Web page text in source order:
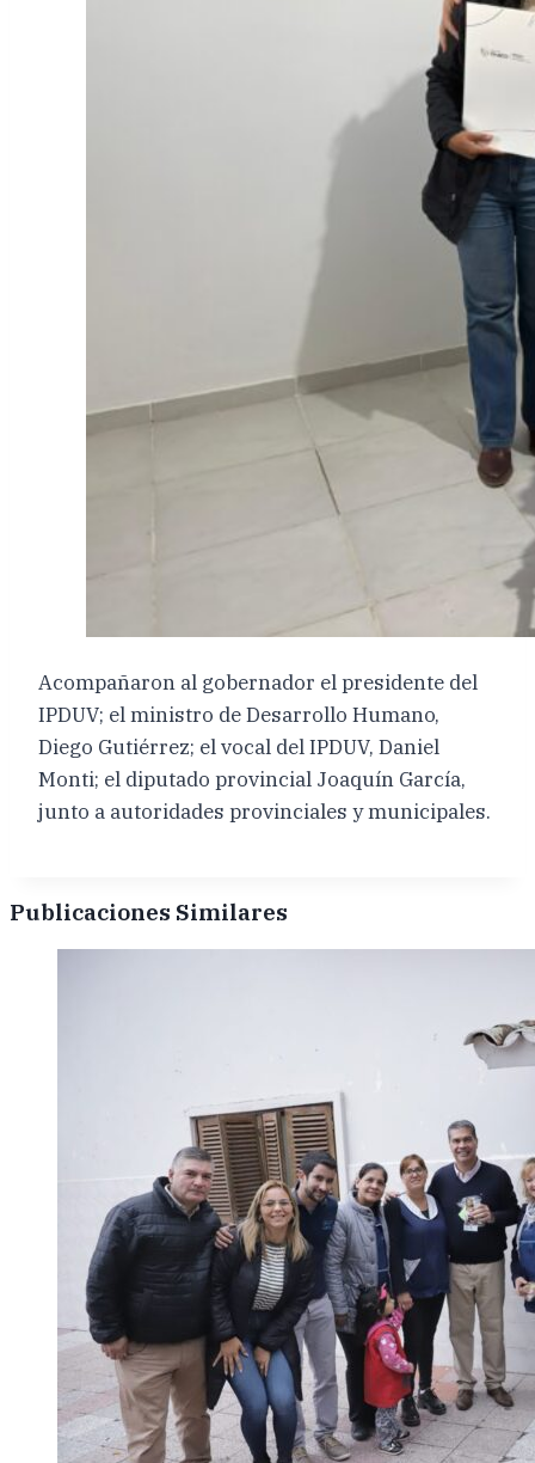
Acompañaron al gobernador el presidente del
IPDUV; el ministro de Desarrollo Humano,
Diego Gutiérrez; el vocal del IPDUV, Daniel
Monti; el diputado provincial Joaquín García,
junto a autoridades provinciales y municipales.
Publicaciones Similares